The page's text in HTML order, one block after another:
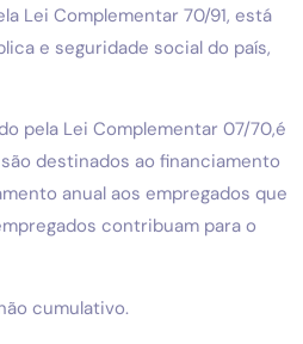
Lei Complementar 70/91, está
e seguridade social do país,
pela Lei Complementar 07/70,é
destinados ao financiamento
anual aos empregados que
contribuam para o
cumulativo.